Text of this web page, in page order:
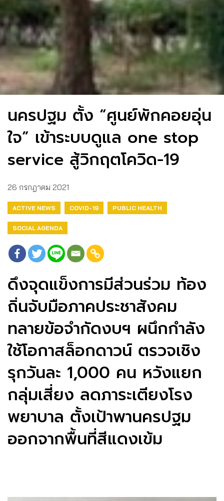
นครปฐม ตั้ง “ศูนย์พักคอยอุ่น
ใจ” เข้าระบบดูแล one stop
service สู้วิกฤตโควิด-19
26 กรกฎาคม 2021
ACTIVE NEWS COVID-19 PUBLIC HEALTH
SOCIAL AGENDA
ดึงจุดแข็งการมีส่วนร่วม ท้อง
ถิ่นจับมือภาคประชาสังคม
ทลายข้อจำกัดงบฯ ผนึกกำลัง
ใช้โอกาสล็อกดาวน์ ตรวจเชิง
รุกวันละ 1,000 คน หวังแยก
กลุ่มเสี่ยง ลดภาระเตียงโรง
พยาบาล ตั้งเป้าพานครปฐม
ออกจากพื้นที่สีแดงเข้ม